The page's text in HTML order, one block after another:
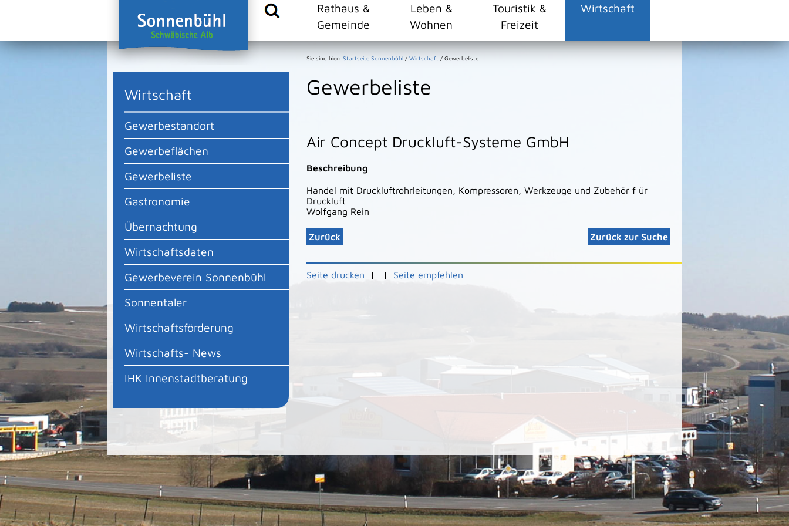
Rathaus &
Gemeinde
Leben &
Wohnen
Touristik &
Freizeit
Wirtschaft
Wirtschaft
Gewerbestandort
Gewerbeflächen
Gewerbeliste
Gastronomie
Übernachtung
Wirtschaftsdaten
Gewerbeverein Sonnenbühl
Sonnentaler
Wirtschaftsförderung
Wirtschafts- News
IHK Innenstadtberatung
Sie sind hier: Startseite Sonnenbühl / Wirtschaft / Gewerbeliste
Gewerbeliste
Air Concept Druckluft-Systeme GmbH
Beschreibung
Handel mit Druckluftrohrleitungen, Kompressoren, Werkzeuge und Zubehör f ür
Druckluft
Wolfgang Rein
Zurück zur Suche
Zurück
Seite drucken | | Seite empfehlen